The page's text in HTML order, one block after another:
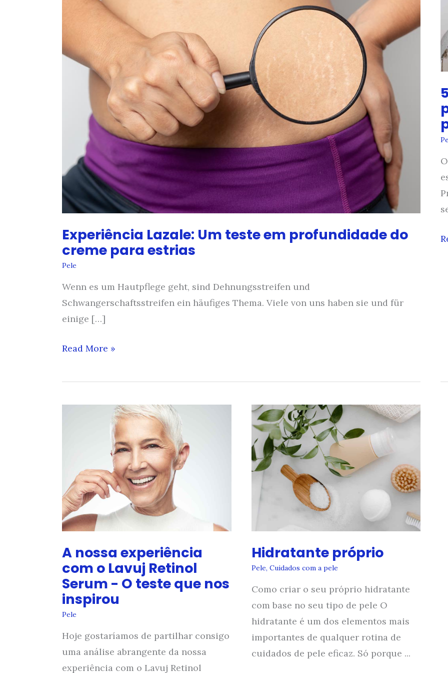
Experiência Lazale: Um teste em profundidade do
creme para estrias
Pele
Wenn es um Hautpflege geht, sind Dehnungsstreifen und
Schwangerschaftsstreifen ein häufiges Thema. Viele von uns haben sie und für
einige […]
Experiência
Um
profundidade
para
estrias
Read More »
5
A nossa experiência
com o Lavuj Retinol
Serum - O teste que nos
inspirou
Pele
Hoje gostaríamos de partilhar consigo
uma análise abrangente da nossa
experiência com o Lavuj Retinol
Hidratante próprio
Pele, Cuidados com a pele
Como criar o seu próprio hidratante
com base no seu tipo de pele O
hidratante é um dos elementos mais
importantes de qualquer rotina de
cuidados de pele eficaz. Só porque ...